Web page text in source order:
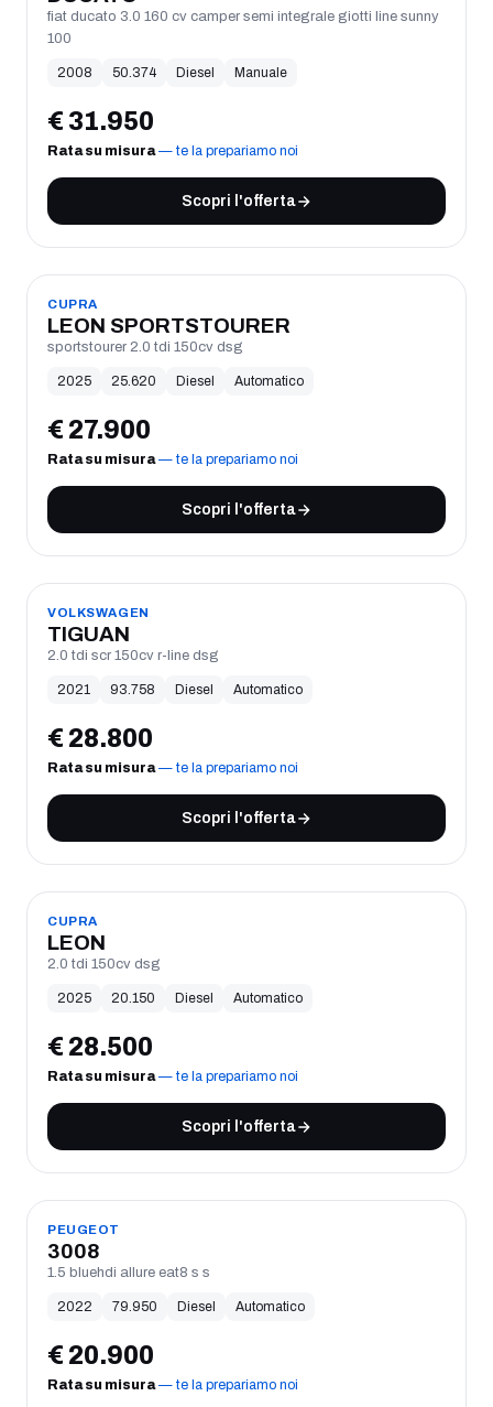
fiat ducato 3.0 160 cv camper semi integrale giotti line sunny
100
2008 50.374 Diesel Manuale
€ 31.950
Rata su misura— te la prepariamo noi
Scopri l'offerta
USATO
CUPRA
LEON SPORTSTOURER
sportstourer 2.0 tdi 150cv dsg
2025 25.620 Diesel Automatico
€ 27.900
Rata su misura— te la prepariamo noi
Scopri l'offerta
USATO
VOLKSWAGEN
TIGUAN
2.0 tdi scr 150cv r-line dsg
2021 93.758 Diesel Automatico
€ 28.800
Rata su misura— te la prepariamo noi
Scopri l'offerta
USATO
CUPRA
LEON
2.0 tdi 150cv dsg
2025 20.150 Diesel Automatico
€ 28.500
Rata su misura— te la prepariamo noi
Scopri l'offerta
USATO
PEUGEOT
3008
1.5 bluehdi allure eat8 s s
2022 79.950 Diesel Automatico
€ 20.900
Rata su misura— te la prepariamo noi